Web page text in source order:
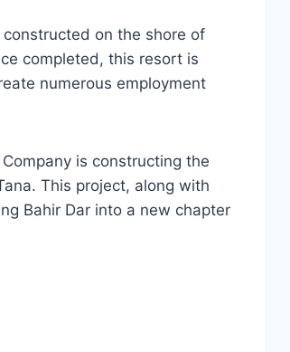
on the shore of
completed, this resort is
numerous employment
is constructing the
This project, along with
Bahir Dar into a new chapter